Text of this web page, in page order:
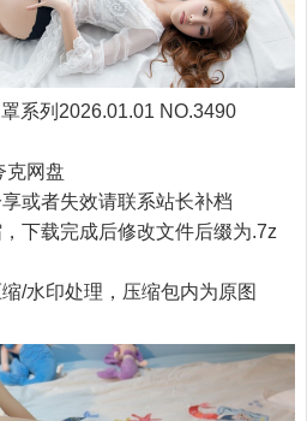
系列2026.01.01 NO.3490
克网盘
或者失效请联系站长补档
下载完成后修改文件后缀为.7z
/水印处理，压缩包内为原图